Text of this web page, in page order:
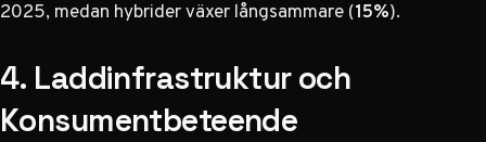
2025, medan hybrider växer långsammare (15%).
4. Laddinfrastruktur och
Konsumentbeteende